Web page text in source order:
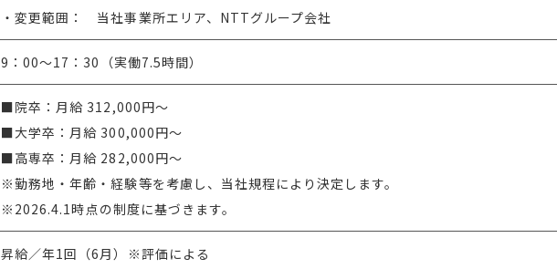
・変更範囲： 当社事業所エリア、NTTグループ会社
9：00～17：30（実働7.5時間）
■院卒：月給 312,000円～
■大学卒：月給 300,000円～
■高専卒：月給 282,000円～
※勤務地・年齢・経験等を考慮し、当社規程により決定します。
※2026.4.1時点の制度に基づきます。
昇給／年1回（6月）※評価による